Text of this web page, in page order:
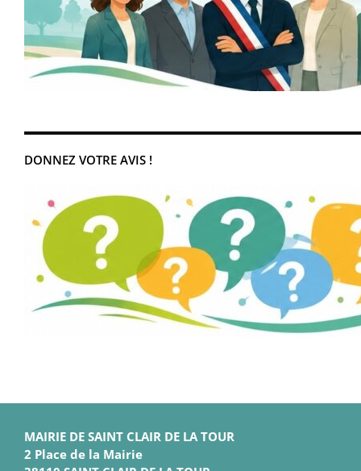
DONNEZ VOTRE AVIS !
MAIRIE DE SAINT CLAIR DE LA TOUR
2 Place de la Mairie